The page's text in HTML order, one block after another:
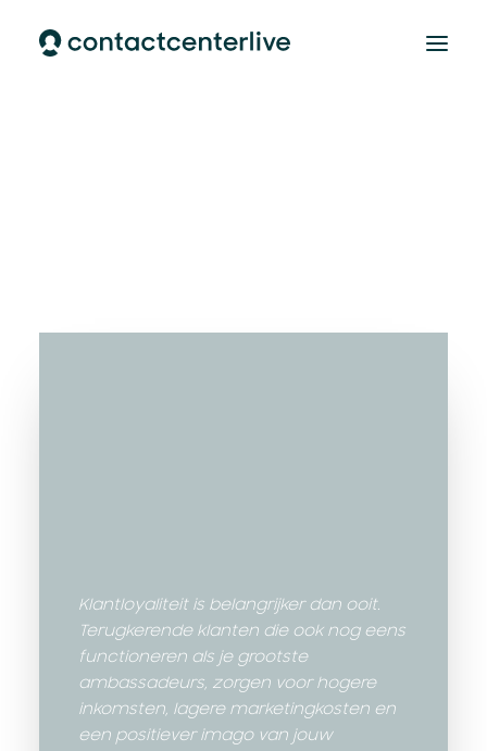
Klantloyaliteit is belangrijker dan ooit.
Terugkerende klanten die ook nog eens
functioneren als je grootste
ambassadeurs, zorgen voor hogere
inkomsten, lagere marketingkosten en
een positiever imago van jouw